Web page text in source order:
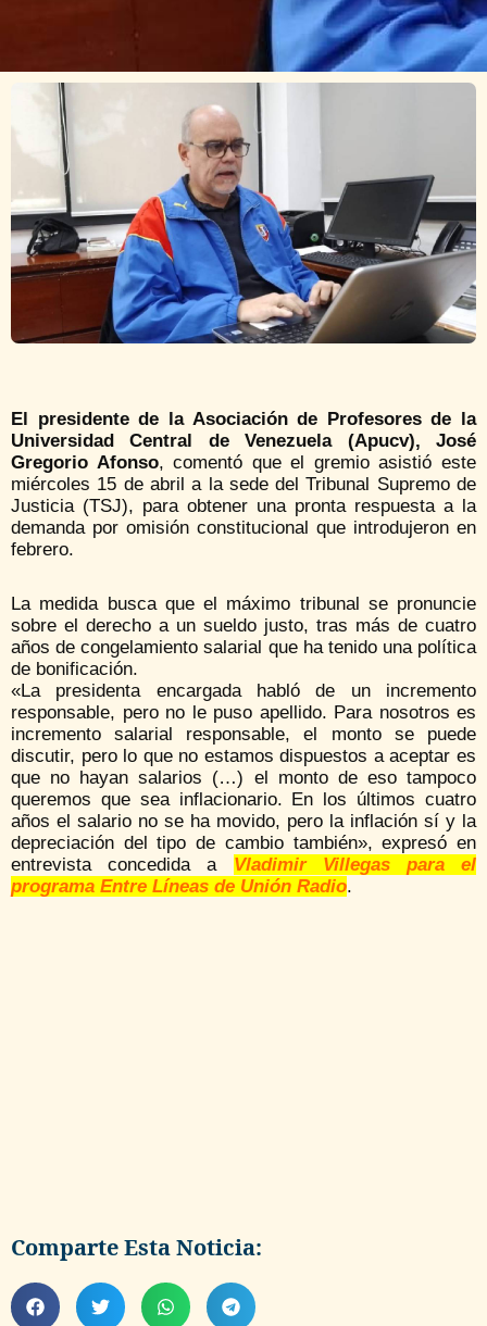
El presidente de la Asociación de Profesores de la
Universidad Central de Venezuela (Apucv), José
Gregorio Afonso, comentó que el gremio asistió este
miércoles 15 de abril a la sede del Tribunal Supremo de
Justicia (TSJ), para obtener una pronta respuesta a la
demanda por omisión constitucional que introdujeron en
febrero.
La medida busca que el máximo tribunal se pronuncie
sobre el derecho a un sueldo justo, tras más de cuatro
años de congelamiento salarial que ha tenido una política
de bonificación.
«La presidenta encargada habló de un incremento
responsable, pero no le puso apellido. Para nosotros es
incremento salarial responsable, el monto se puede
discutir, pero lo que no estamos dispuestos a aceptar es
que no hayan salarios (…) el monto de eso tampoco
queremos que sea inflacionario. En los últimos cuatro
años el salario no se ha movido, pero la inflación sí y la
depreciación del tipo de cambio también», expresó en
entrevista concedida a Vladimir Villegas para el
programa Entre Líneas de Unión Radio.
Comparte Esta Noticia: